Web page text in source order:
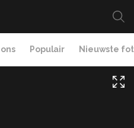
Populair Nieuwste